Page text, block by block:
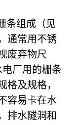
条组成（见
通常用不锈
废弃物尺
厂用的栅条
格及规格，
容易卡在水
排水隧洞和